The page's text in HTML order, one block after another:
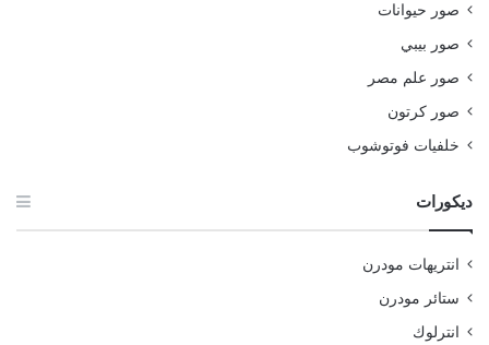
صور حيوانات
صور بيبي
صور علم مصر
صور كرتون
خلفيات فوتوشوب
ديكورات
انتريهات مودرن
ستائر مودرن
انترلوك